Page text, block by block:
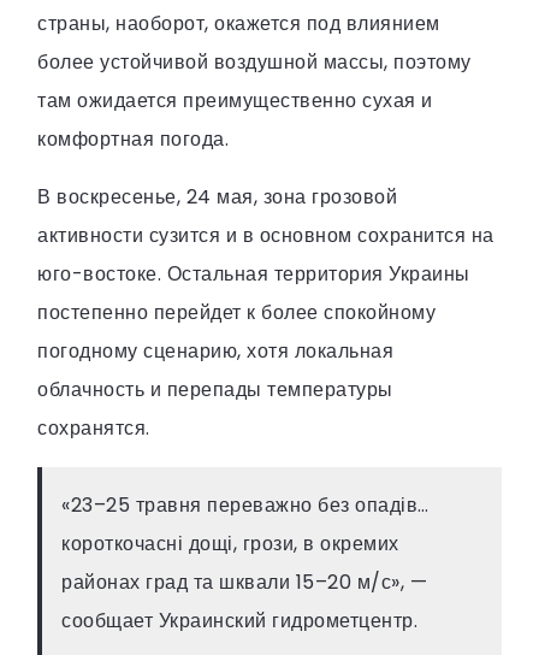
страны, наоборот, окажется под влиянием
более устойчивой воздушной массы, поэтому
там ожидается преимущественно сухая и
комфортная погода.
В воскресенье, 24 мая, зона грозовой
активности сузится и в основном сохранится на
юго-востоке. Остальная территория Украины
постепенно перейдет к более спокойному
погодному сценарию, хотя локальная
облачность и перепады температуры
сохранятся.
«23–25 травня переважно без опадів…
короткочасні дощі, грози, в окремих
районах град та шквали 15–20 м/с», —
сообщает Украинский гидрометцентр.